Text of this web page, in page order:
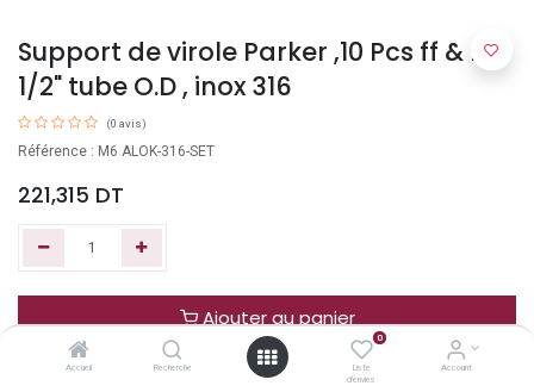
Accueil Recherche
0
Liste
d'envies
Account
Support de virole Parker ,10 Pcs ff & bf
1/2" tube O.D , inox 316
(0 avis)
Référence : M6 ALOK-316-SET
221,315 DT
Ajouter au panier
Acheter maintenant